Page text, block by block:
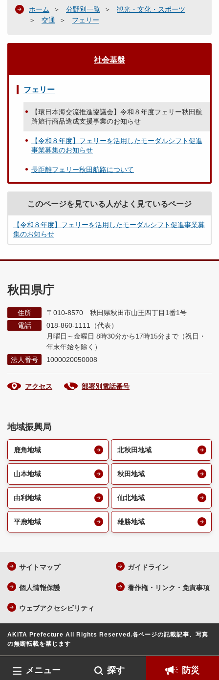
メニュー 探す 防災
ホーム 分野別一覧
観光・文化・スポーツ
交通
フェリー
社会基盤
フェリー
【環日本海交流推進協議会】令和８年度フェリー秋田航
路旅行商品造成支援事業のお知らせ
【令和８年度】フェリーを活用したモーダルシフト促進
事業募集のお知らせ
長距離フェリー秋田航路について
このページを見ている人がよく見ているページ
【令和８年度】フェリーを活用したモーダルシフト促進事業募
集のお知らせ
秋田県庁
住所
〒010-8570 秋田県秋田市山王四丁目1番1号
電話
018-860-1111（代表）
月曜日～金曜日 8時30分から17時15分まで （祝日・
年末年始を除く）
法人番号
1000020050008
アクセス 部署別電話番号
地域振興局
鹿角地域 北秋田地域
山本地域 秋田地域
由利地域 仙北地域
平鹿地域 雄勝地域
サイトマップ ガイドライン
個人情報保護 著作権・リンク・免責事項
ウェブアクセシビリティ
AKITA Prefecture All Rights Reserved.各ページの記載記事、写真
の無断転載を禁じます